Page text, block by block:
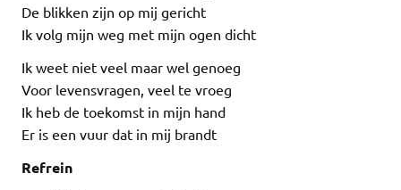
De blikken zijn op mij gericht
Ik volg mijn weg met mijn ogen dicht
Ik weet niet veel maar wel genoeg
Voor levensvragen, veel te vroeg
Ik heb de toekomst in mijn hand
Er is een vuur dat in mij brandt
Refrein